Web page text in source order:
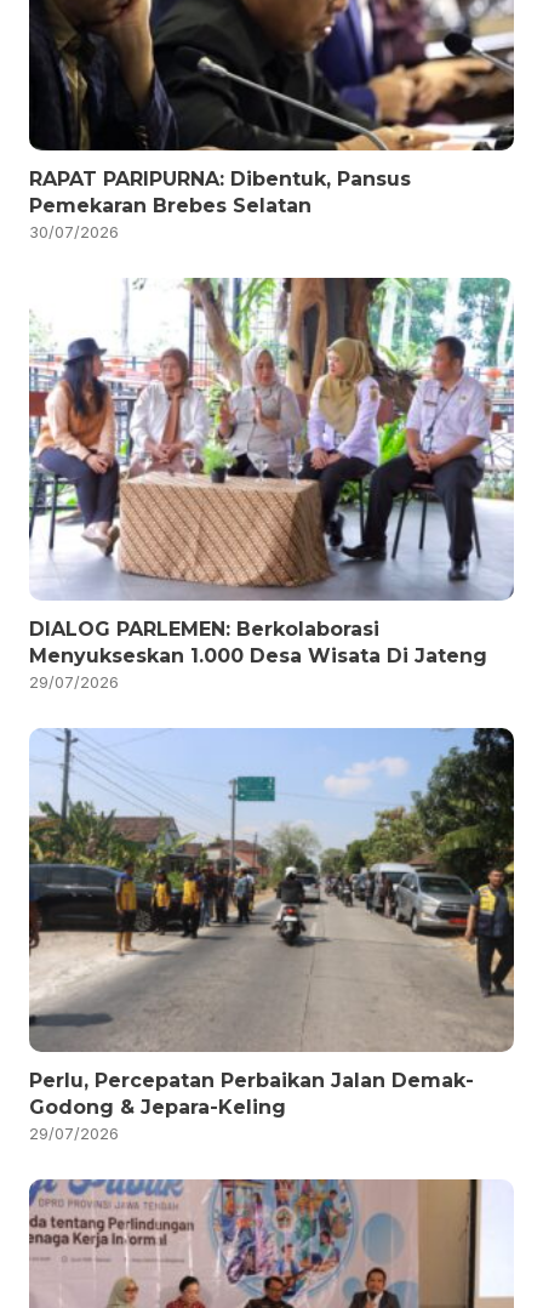
RAPAT PARIPURNA: Dibentuk, Pansus
Pemekaran Brebes Selatan
30/07/2026
DIALOG PARLEMEN: Berkolaborasi
Menyukseskan 1.000 Desa Wisata Di Jateng
29/07/2026
Perlu, Percepatan Perbaikan Jalan Demak-
Godong & Jepara-Keling
29/07/2026